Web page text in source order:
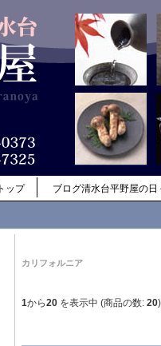
ップ ブログ清水台平野屋の日
カリフォルニア
1から20 を表示中 (商品の数: 20)